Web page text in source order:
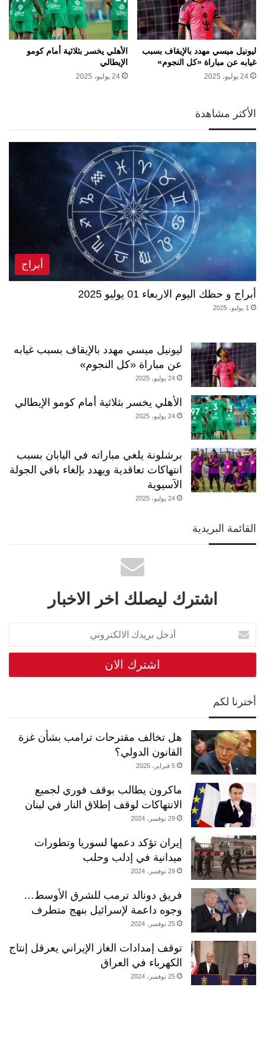
ليونيل ميسي مهدد بالإيقاف بسبب
غيابه عن مباراة «كل النجوم»
24 يوليو، 2025
الأهلي يخسر بثلاثية أمام كومو
الإيطالي
24 يوليو، 2025
الأكثر مشاهدة
أبراج
أبراج و حظك اليوم الاربعاء 01 يوليو 2025
1 يوليو، 2025
ليونيل ميسي مهدد بالإيقاف بسبب غيابه
عن مباراة «كل النجوم»
24 يوليو، 2025
الأهلي يخسر بثلاثية أمام كومو الإيطالي
24 يوليو، 2025
برشلونة يلغي مباراته في اليابان بسبب
انتهاكات تعاقدية ويهدد بإلغاء باقي الجولة
الآسيوية
24 يوليو، 2025
القائمة البريدية
اشترك ليصلك اخر الاخبار
أدخل
بريدك
الالكتروني
أخترنا لكم
هل تخالف مقترحات ترامب بشأن غزة
القانون الدولي؟
5 فبراير، 2025
ماكرون يطالب بوقف فوري لجميع
الانتهاكات لوقف إطلاق النار في لبنان
29 نوفمبر، 2024
إيران تؤكد دعمها لسوريا وتطورات
ميدانية في إدلب وحلب
29 نوفمبر، 2024
فريق دونالد ترمب للشرق الأوسط…
وجوه داعمة لإسرائيل بنهج متطرف
25 نوفمبر، 2024
توقف إمدادات الغاز الإيراني يعرقل إنتاج
الكهرباء في العراق
25 نوفمبر، 2024